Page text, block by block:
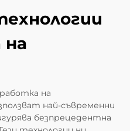
на
на
най-съвременни
безпрецедентна